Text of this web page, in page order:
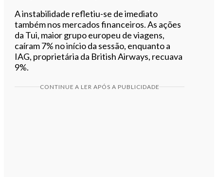
A instabilidade refletiu-se de imediato
também nos mercados financeiros. As ações
da Tui, maior grupo europeu de viagens,
caíram 7% no início da sessão, enquanto a
IAG, proprietária da British Airways, recuava
9%.
CONTINUE A LER APÓS A PUBLICIDADE